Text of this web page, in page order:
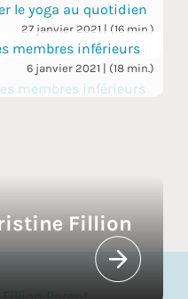
le yoga au quotidien
27 janvier 2021 | (16 min.)
membres inférieurs
6 janvier 2021 | (18 min.)
Fillion